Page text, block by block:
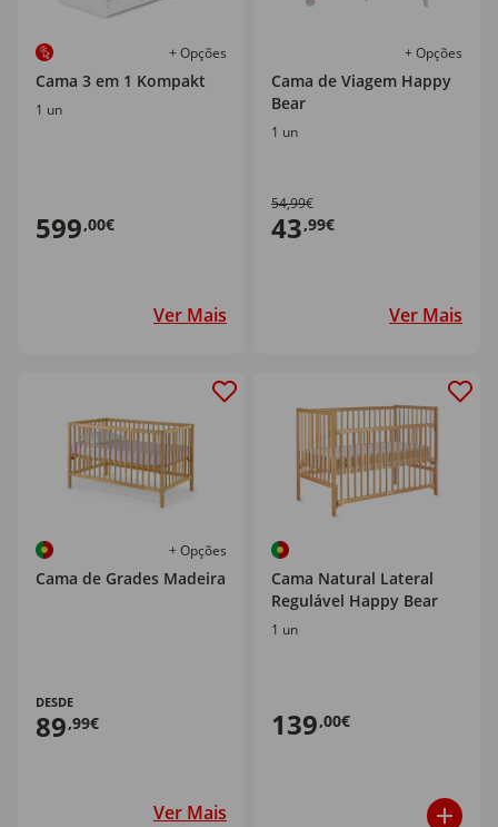
+ Opções
Cama 3 em 1 Kompakt
1 un
599,00€
Ver Mais
+ Opções
Cama de Viagem Happy
Bear
1 un
54,99€
43,99€
Ver Mais
+ Opções
Cama de Grades Madeira
DESDE
89,99€
Ver Mais
Cama Natural Lateral
Regulável Happy Bear
1 un
139,00€